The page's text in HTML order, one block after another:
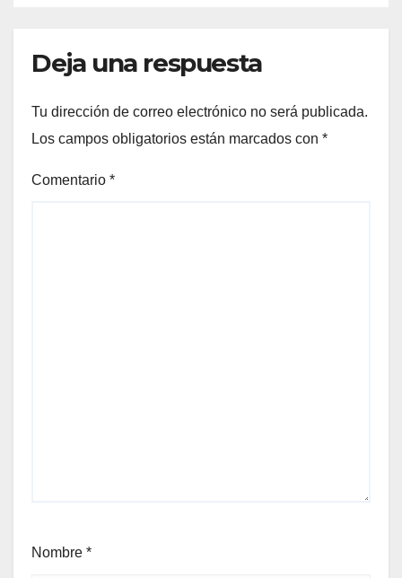
Deja una respuesta
Tu dirección de correo electrónico no será publicada.
Los campos obligatorios están marcados con *
Comentario *
Nombre *